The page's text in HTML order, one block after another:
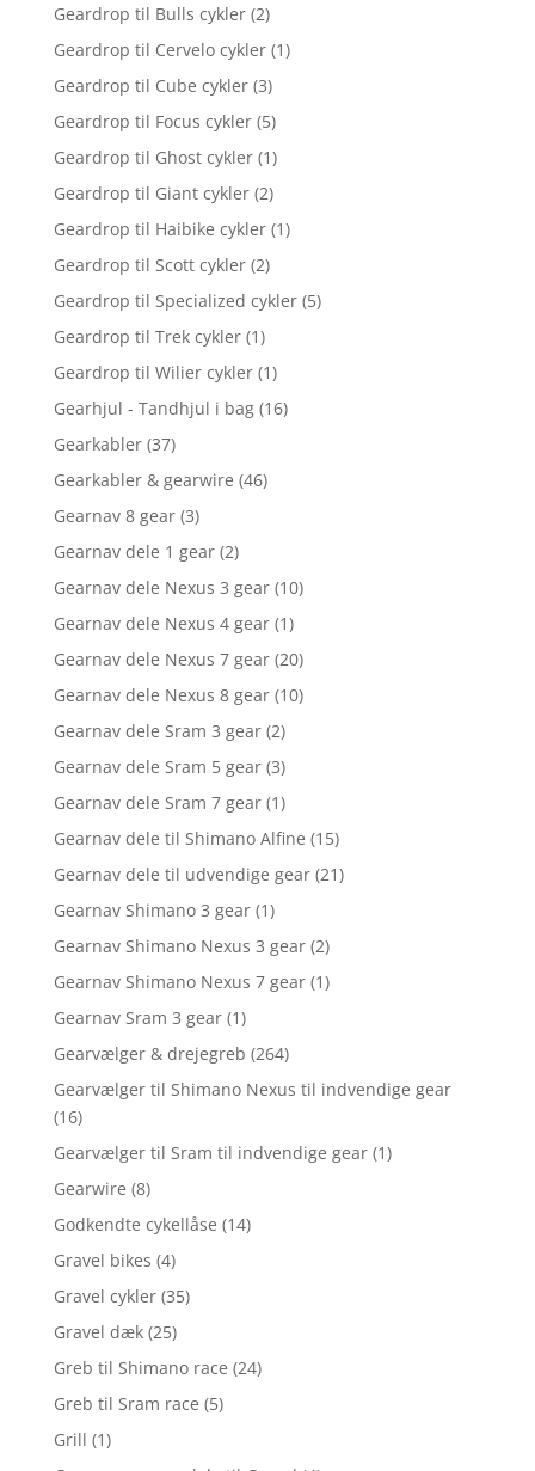
Geardrop til Bulls cykler (2)
Geardrop til Cervelo cykler (1)
Geardrop til Cube cykler (3)
Geardrop til Focus cykler (5)
Geardrop til Ghost cykler (1)
Geardrop til Giant cykler (2)
Geardrop til Haibike cykler (1)
Geardrop til Scott cykler (2)
Geardrop til Specialized cykler (5)
Geardrop til Trek cykler (1)
Geardrop til Wilier cykler (1)
Gearhjul - Tandhjul i bag (16)
Gearkabler (37)
Gearkabler & gearwire (46)
Gearnav 8 gear (3)
Gearnav dele 1 gear (2)
Gearnav dele Nexus 3 gear (10)
Gearnav dele Nexus 4 gear (1)
Gearnav dele Nexus 7 gear (20)
Gearnav dele Nexus 8 gear (10)
Gearnav dele Sram 3 gear (2)
Gearnav dele Sram 5 gear (3)
Gearnav dele Sram 7 gear (1)
Gearnav dele til Shimano Alfine (15)
Gearnav dele til udvendige gear (21)
Gearnav Shimano 3 gear (1)
Gearnav Shimano Nexus 3 gear (2)
Gearnav Shimano Nexus 7 gear (1)
Gearnav Sram 3 gear (1)
Gearvælger & drejegreb (264)
Gearvælger til Shimano Nexus til indvendige gear
(16)
Gearvælger til Sram til indvendige gear (1)
Gearwire (8)
Godkendte cykellåse (14)
Gravel bikes (4)
Gravel cykler (35)
Gravel dæk (25)
Greb til Shimano race (24)
Greb til Sram race (5)
Grill (1)